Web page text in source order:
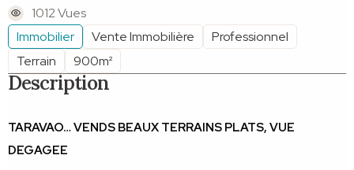
1012 Vues
Immobilier
Vente Immobilière
Professionnel
Terrain
900m²
Description
TARAVAO… VENDS BEAUX TERRAINS PLATS, VUE
DEGAGEE